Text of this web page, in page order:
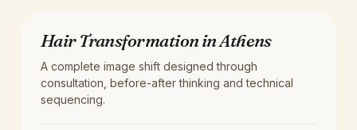
AI HAIR ANALYSIS
Hair Transformation in Athens
A complete image shift designed through
consultation, before-after thinking and technical
sequencing.